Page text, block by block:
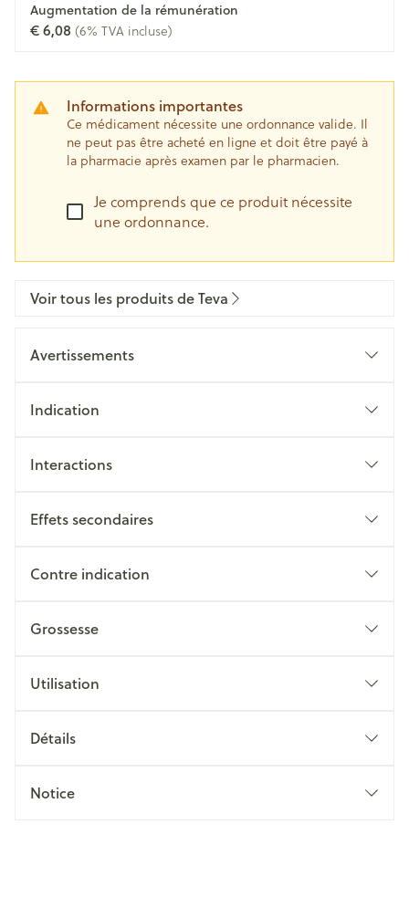
Augmentation de la rémunération
€ 6,08 (6% TVA incluse)
Informations importantes
Ce médicament nécessite une ordonnance valide. Il
ne peut pas être acheté en ligne et doit être payé à
la pharmacie après examen par le pharmacien.
Je comprends que ce produit nécessite
une ordonnance.
Voir tous les produits de Teva
Avertissements
Indication
Interactions
Effets secondaires
Contre indication
Grossesse
Utilisation
Détails
Notice